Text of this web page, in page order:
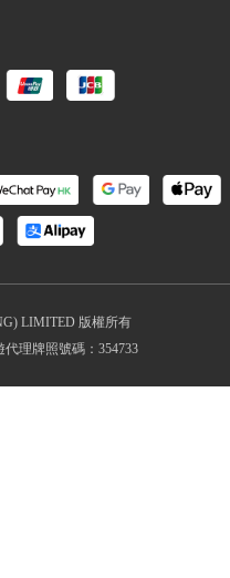
LIMITED 版權所有
理牌照號碼：354733